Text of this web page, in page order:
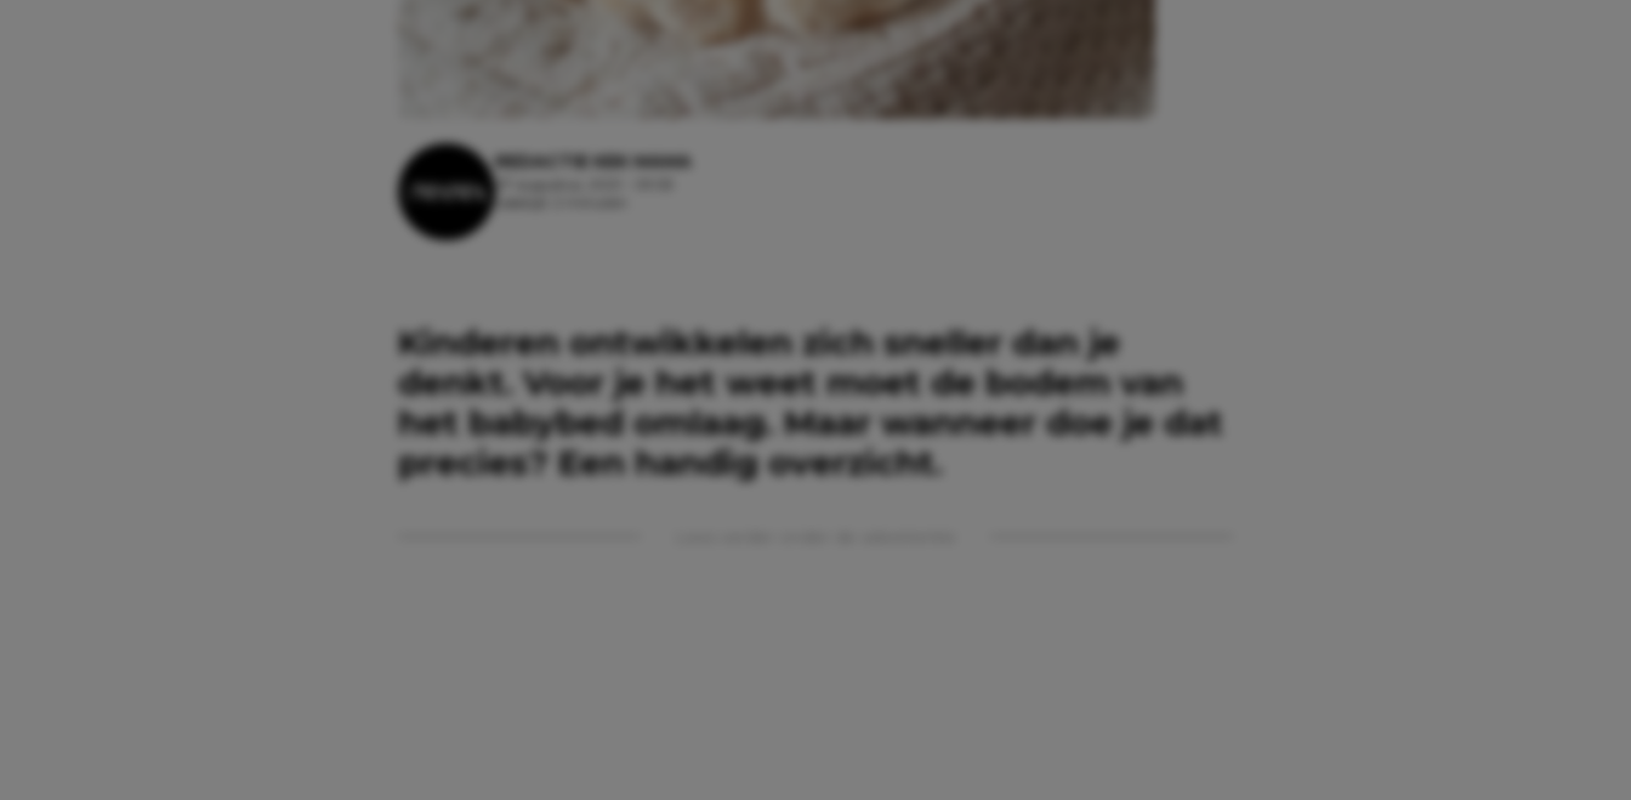
Kinderen ontwikkelen zich sneller dan je
denkt. Voor je het weet moet de bodem van
het babybed omlaag. Maar wanneer doe je dat
precies? Een handig overzicht.